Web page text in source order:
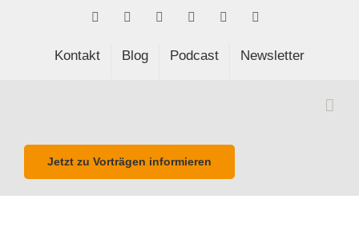
FacebookLinkedIn Spotify
Kontakt Blog Podcast Newsletter
Jetzt zu Vorträgen informieren